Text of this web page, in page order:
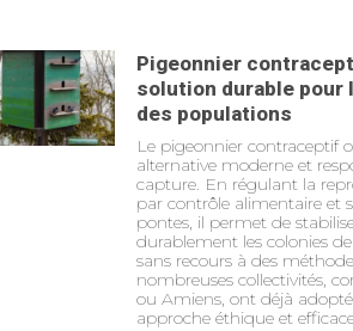
Pigeonnier
solution durable pour
des populations
Le pigeonnier contraceptif
alternative moderne et
capture. En régulant la
par contrôle alimentaire et
pontes, il permet de
durablement les colonies
sans recours à des
nombreuses collectivités,
ou Amiens, ont déjà
approche éthique et